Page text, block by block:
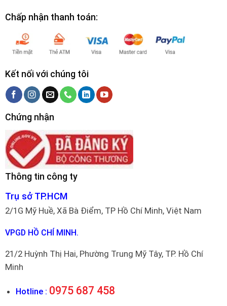
Chấp nhận thanh toán:
Kết nối với chúng tôi
Chứng nhận
Thông tin công ty
Trụ sở TP.HCM
2/1G Mỹ Huề, Xã Bà Điểm, TP Hồ Chí Minh, Việt Nam
VPGD HỒ CHÍ MINH.
21/2 Huỳnh Thị Hai, Phường Trung Mỹ Tây, TP. Hồ Chí
Minh
Hotline : 0975 687 458